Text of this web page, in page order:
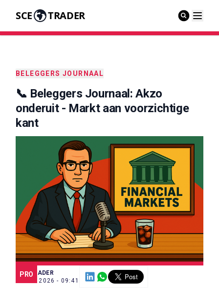
SCE TRADER
BELEGGERS JOURNAAL
📞 Beleggers Journaal: Akzo
onderuit - Markt aan voorzichtige
kant
PRO
SCE TRADER
3 JUN. 2026 - 09:41